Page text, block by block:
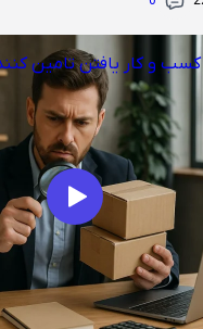
و کار یافتن تامین